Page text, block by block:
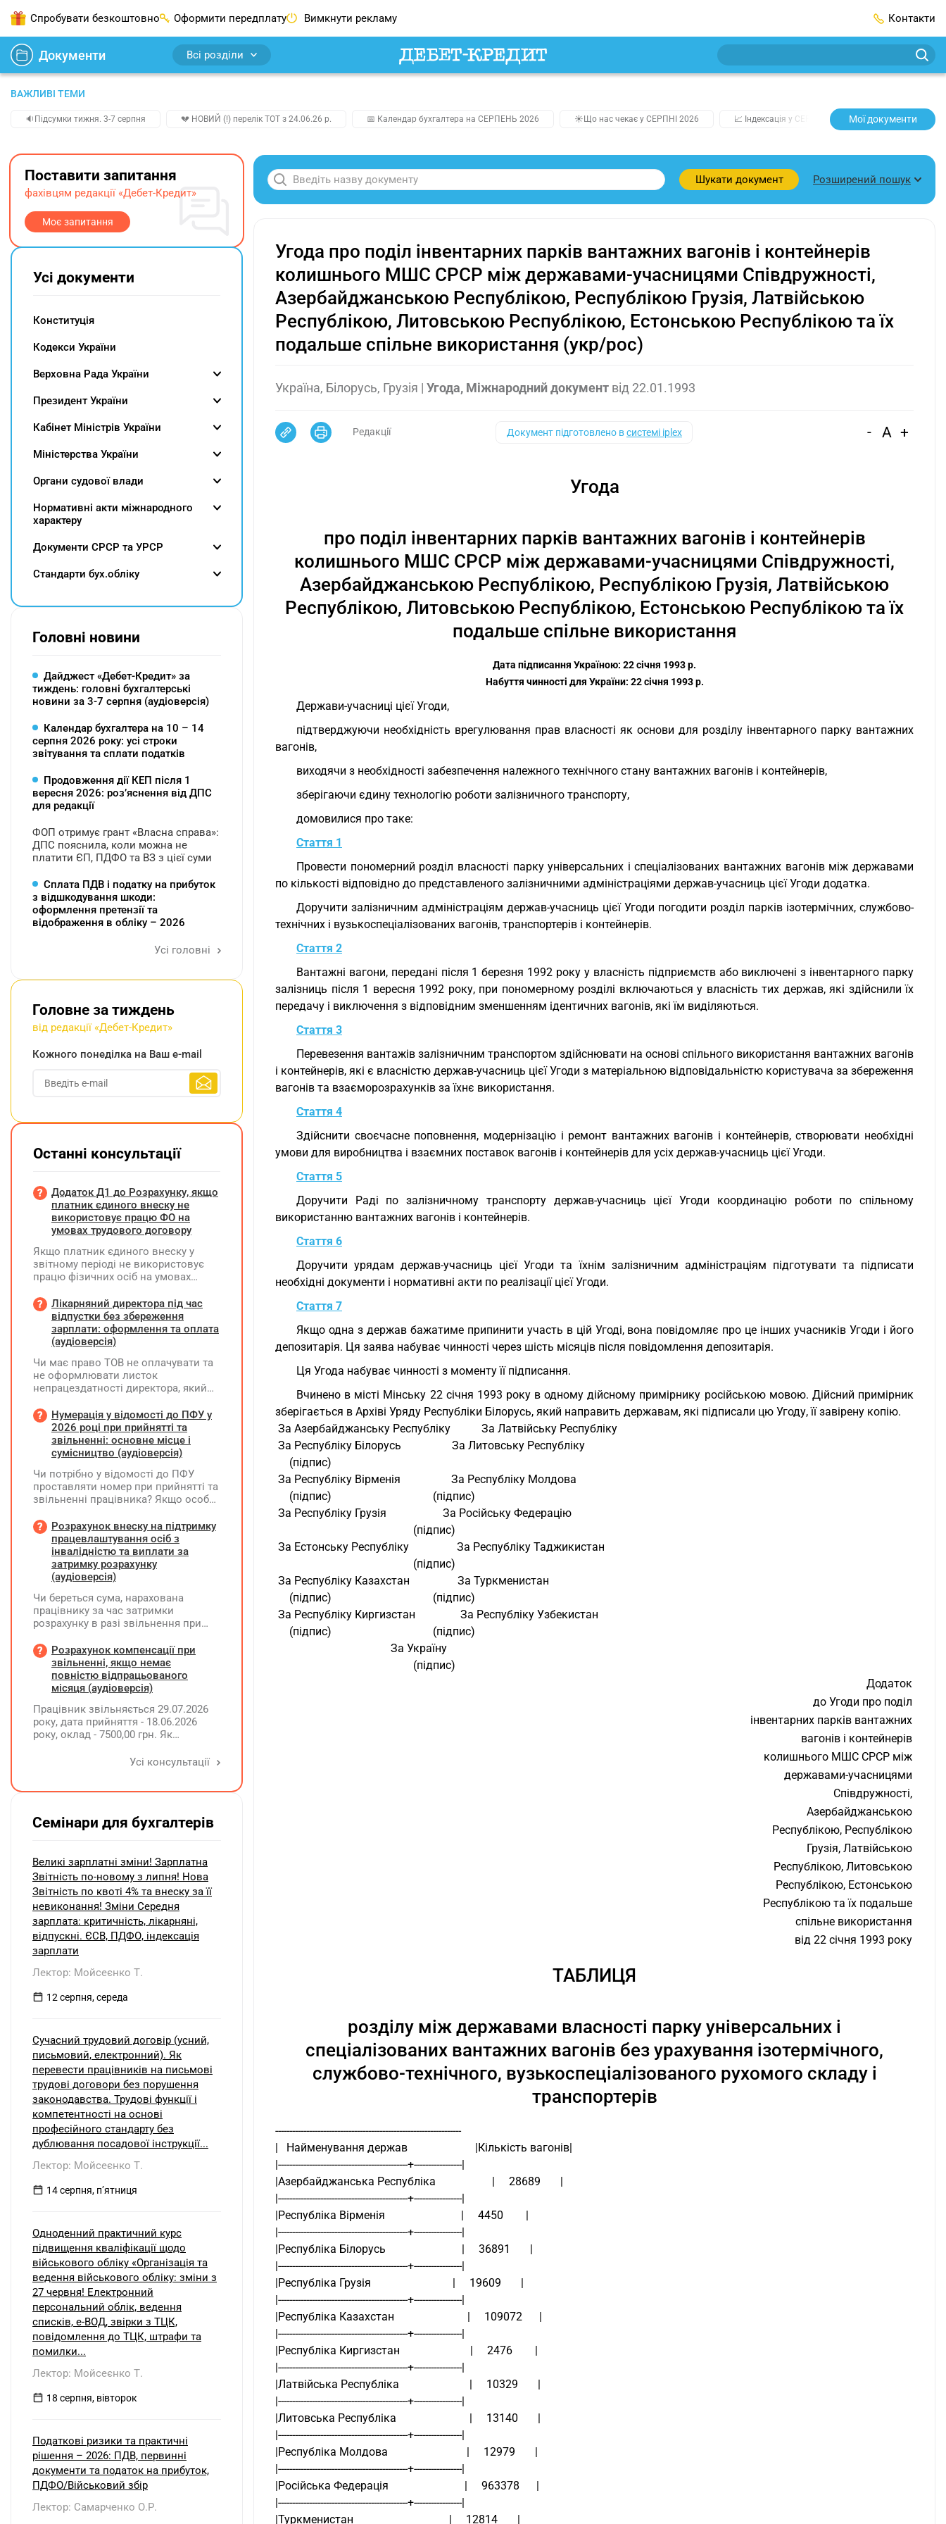
Спробувати безкоштовно Оформити передплату Вимкнути рекламу Контакти
Документи Всі розділи
ВАЖЛИВІ ТЕМИ
🔉Підсумки тижня. 3-7 серпня 💔 НОВИЙ (!) перелік ТОТ з 24.06.26 р. 📅 Календар бухгалтера на СЕРПЕНЬ 2026 ☀️Що нас чекає у СЕРПНІ 2026 📈 Індексація у СЕРПНІ 2️⃣0️⃣2️⃣7️⃣ Усі
Мої документи
Шукати документ Розширений пошук
Угода про поділ інвентарних парків вантажних вагонів і контейнерів
колишнього МШС СРСР між державами-учасницями Співдружності,
Азербайджанською Республікою, Республікою Грузія, Латвійською
Республікою, Литовською Республікою, Естонською Республікою та їх
подальше спільне використання (укр/рос)
Україна, Білорусь, Грузія | Угода, Міжнародний документ від 22.01.1993
Редакції Документ підготовлено всистемі iplex - A +
Угода
про поділ інвентарних парків вантажних вагонів і контейнерів
колишнього МШС СРСР між державами-учасницями Співдружності,
Азербайджанською Республікою, Республікою Грузія, Латвійською
Республікою, Литовською Республікою, Естонською Республікою та їх
подальше спільне використання
Дата підписання Україною: 22 січня 1993 р.
Набуття чинності для України: 22 січня 1993 р.
Держави-учасниці цієї Угоди,
підтверджуючи необхідність врегулювання прав власності як основи для розділу інвентарного парку вантажних
вагонів,
виходячи з необхідності забезпечення належного технічного стану вантажних вагонів і контейнерів,
зберігаючи єдину технологію роботи залізничного транспорту,
домовилися про таке:
Стаття 1
Провести пономерний розділ власності парку універсальних і спеціалізованих вантажних вагонів між державами
по кількості відповідно до представленого залізничними адміністраціями держав-учасниць цієї Угоди додатка.
Доручити залізничним адміністраціям держав-учасниць цієї Угоди погодити розділ парків ізотермічних, службово-
технічних і вузькоспеціалізованих вагонів, транспортерів і контейнерів.
Стаття 2
Вантажні вагони, передані після 1 березня 1992 року у власність підприємств або виключені з інвентарного парку
залізниць після 1 вересня 1992 року, при пономерному розділі включаються у власність тих держав, які здійснили їх
передачу і виключення з відповідним зменшенням ідентичних вагонів, які їм виділяються.
Стаття 3
Перевезення вантажів залізничним транспортом здійснювати на основі спільного використання вантажних вагонів
і контейнерів, які є власністю держав-учасниць цієї Угоди з матеріальною відповідальністю користувача за збереження
вагонів та взаєморозрахунків за їхнє використання.
Стаття 4
Здійснити своєчасне поповнення, модернізацію і ремонт вантажних вагонів і контейнерів, створювати необхідні
умови для виробництва і взаємних поставок вагонів і контейнерів для усіх держав-учасниць цієї Угоди.
Стаття 5
Доручити Раді по залізничному транспорту держав-учасниць цієї Угоди координацію роботи по спільному
використанню вантажних вагонів і контейнерів.
Стаття 6
Доручити урядам держав-учасниць цієї Угоди та їхнім залізничним адміністраціям підготувати та підписати
необхідні документи і нормативні акти по реалізації цієї Угоди.
Стаття 7
Якщо одна з держав бажатиме припинити участь в цій Угоді, вона повідомляє про це інших учасників Угоди і його
депозитарія. Ця заява набуває чинності через шість місяців після повідомлення депозитарія.
Ця Угода набуває чинності з моменту її підписання.
Вчинено в місті Мінську 22 січня 1993 року в одному дійсному примірнику російською мовою. Дійсний примірник
зберігається в Архіві Уряду Республіки Білорусь, який направить державам, які підписали цю Угоду, її завірену копію.
За Азербайджанську Республіку           За Латвійську Республіку
За Республіку Білорусь                  За Литовську Республіку
     (підпис)
За Республіку Вірменія                  За Республіку Молдова
     (підпис)                                    (підпис)
За Республіку Грузія                    За Російську Федерацію
                                                 (підпис)
За Естонську Республіку                 За Республіку Таджикистан
                                                 (підпис)
За Республіку Казахстан                 За Туркменистан
     (підпис)                                    (підпис)
За Республіку Киргизстан                За Республіку Узбекистан
     (підпис)                                    (підпис)
                                         За Україну
                                                 (підпис)
Додаток
до Угоди про поділ
інвентарних парків вантажних
вагонів і контейнерів
колишнього МШС СРСР між
державами-учасницями
Співдружності,
Азербайджанською
Республікою, Республікою
Грузія, Латвійською
Республікою, Литовською
Республікою, Естонською
Республікою та їх подальше
спільне використання
від 22 січня 1993 року
ТАБЛИЦЯ
розділу між державами власності парку універсальних і
спеціалізованих вантажних вагонів без урахування ізотермічного,
службово-технічного, вузькоспеціалізованого рухомого складу і
транспортерів
------------------------------------------------------------------
|   Найменування держав                        |Кількість вагонів|
|----------------------------------------------+-----------------|
|Азербайджанська Республіка                    |     28689       |
|----------------------------------------------+-----------------|
|Республіка Вірменія                           |     4450        |
|----------------------------------------------+-----------------|
|Республіка Білорусь                           |     36891       |
|----------------------------------------------+-----------------|
|Республіка Грузія                             |     19609       |
|----------------------------------------------+-----------------|
|Республіка Казахстан                          |     109072      |
|----------------------------------------------+-----------------|
|Республіка Киргизстан                         |     2476        |
|----------------------------------------------+-----------------|
|Латвійська Республіка                         |     10329       |
|----------------------------------------------+-----------------|
|Литовська Республіка                          |     13140       |
|----------------------------------------------+-----------------|
|Республіка Молдова                            |     12979       |
|----------------------------------------------+-----------------|
|Російська Федерація                           |     963378      |
|----------------------------------------------+-----------------|
|Туркменистан                                  |     12814       |
Поставити запитання
фахівцям редакції «Дебет-Кредит»
Моє запитання
Усі документи
Конституція
Кодекси України
Верховна Рада України
Президент України
Кабінет Міністрів України
Міністерства України
Органи судової влади
Нормативні акти міжнародного
характеру
Документи СРСР та УРСР
Cтандарти бух.обліку
Головні новини
Дайджест «Дебет-Кредит» за
тиждень: головні бухгалтерські
новини за 3-7 серпня (аудіоверсія)
Календар бухгалтера на 10 – 14
серпня 2026 року: усі строки
звітування та сплати податків
Продовження дії КЕП після 1
вересня 2026: розʼяснення від ДПС
для редакції
ФОП отримує грант «Власна справа»:
ДПС пояснила, коли можна не
платити ЄП, ПДФО та ВЗ з цієї суми
Сплата ПДВ і податку на прибуток
з відшкодування шкоди:
оформлення претензії та
відображення в обліку – 2026
Усі головні
Головне за тиждень
від редакції «Дебет-Кредит»
Кожного понеділка на Ваш e-mail
Останні консультації
Додаток Д1 до Розрахунку, якщо
платник єдиного внеску не
використовує працю ФО на
умовах трудового договору
Якщо платник єдиного внеску у
звітному періоді не використовує
працю фізичних осіб на умовах
на інших умовах, передбачених
законодавством, Додаток Д1/
Додаток ФІЗ-Д1 за відповідний
період не подається
Лікарняний директора під час
відпустки без збереження
зарплати: оформлення та оплата
(аудіоверсія)
Чи має право ТОВ не оплачувати та
не оформлювати листок
непрацездатності директора, який
збереження заробітної плати під час
призупинення діяльності
підприємства?
Нумерація у відомості до ПФУ у
2026 році при прийнятті та
звільненні: основне місце і
сумісництво (аудіоверсія)
Чи потрібно у відомості до ПФУ
проставляти номер при прийнятті та
звільненні працівника? Якщо особа
місцем роботи та за сумісництвом,
чи рахується це як два роботодавці?
Розрахунок внеску на підтримку
працевлаштування осіб з
інвалідністю та виплати за
затримку розрахунку
(аудіоверсія)
Чи береться сума, нарахована
працівнику за час затримки
розрахунку в разі звільнення при
заробітної плати (винагороди), для
розрахунку внеску на підтримку
працевлаштування осіб з
інвалідністю?
Розрахунок компенсації при
звільненні, якщо немає
повністю відпрацьованого
місяця (аудіоверсія)
Працівник звільняється 29.07.2026
року, дата прийняття - 18.06.2026
року, оклад - 7500,00 грн. Як
невикористаних днів відпустки при
Усі консультації
Семінари для бухгалтерів
Великі зарплатні зміни! Зарплатна
Звітність по-новому з липня! Нова
Звітність по квоті 4% та внеску за її
невиконання! Зміни Середня
зарплата: критичність, лікарняні,
відпускні. ЄСВ, ПДФО, індексація
зарплати
Лектор: Мойсеєнко Т.
12 серпня, середа
Сучасний трудовий договір (усний,
письмовий, електронний). Як
перевести працівників на письмові
трудові договори без порушення
законодавства. Трудові функції і
компетентності на основі
професійного стандарту без
дублювання посадової інструкції...
Лектор: Мойсеєнко Т.
14 серпня, пʼятниця
Одноденний практичний курс
підвищення кваліфікації щодо
військового обліку «Організація та
ведення військового обліку: зміни з
27 червня! Електронний
персональний облік, ведення
списків, е-ВОД, звірки з ТЦК,
повідомлення до ТЦК, штрафи та
помилки...
Лектор: Мойсеєнко Т.
18 серпня, вівторок
Податкові ризики та практичні
рішення – 2026: ПДВ, первинні
документи та податок на прибуток,
ПДФО/Військовий збір
Лектор: Самарченко О.Р.